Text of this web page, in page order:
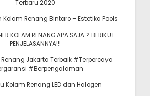
Terbaru 2020
Renang Bintaro – Estetika Pools
KOLAM RENANG APA SAJA ? BERIKUT
PENJELASANNYA!!!
Jakarta Terbaik #Terpercaya
#Berpengalaman
Kolam Renang LED dan Halogen